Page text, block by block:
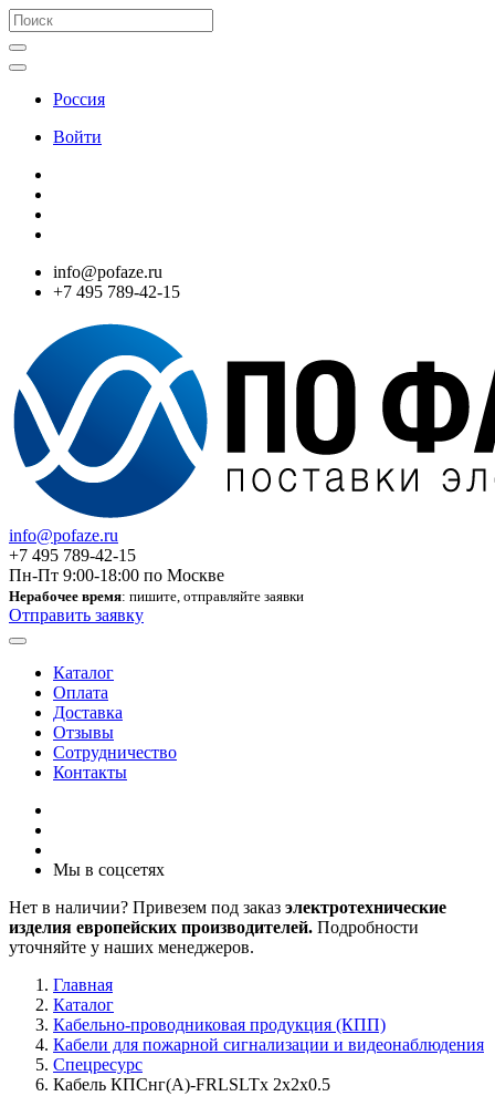
Россия
Войти
info@pofaze.ru
+7 495 789-42-15
info@pofaze.ru
+7 495 789-42-15
Пн-Пт 9:00-18:00 по Москве
Нерабочее время: пишите, отправляйте заявки
Отправить заявку
Каталог
Оплата
Доставка
Отзывы
Сотрудничество
Контакты
Мы в соцсетях
Нет в наличии? Привезем под заказ электротехнические
изделия европейских производителей. Подробности
уточняйте у наших менеджеров.
Главная
Каталог
Кабельно-проводниковая продукция (КПП)
Кабели для пожарной сигнализации и видеонаблюдения
Спецресурс
Кабель КПСнг(A)-FRLSLTx 2x2x0.5